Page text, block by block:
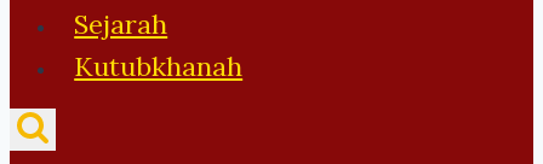
Sejarah
Kutubkhanah